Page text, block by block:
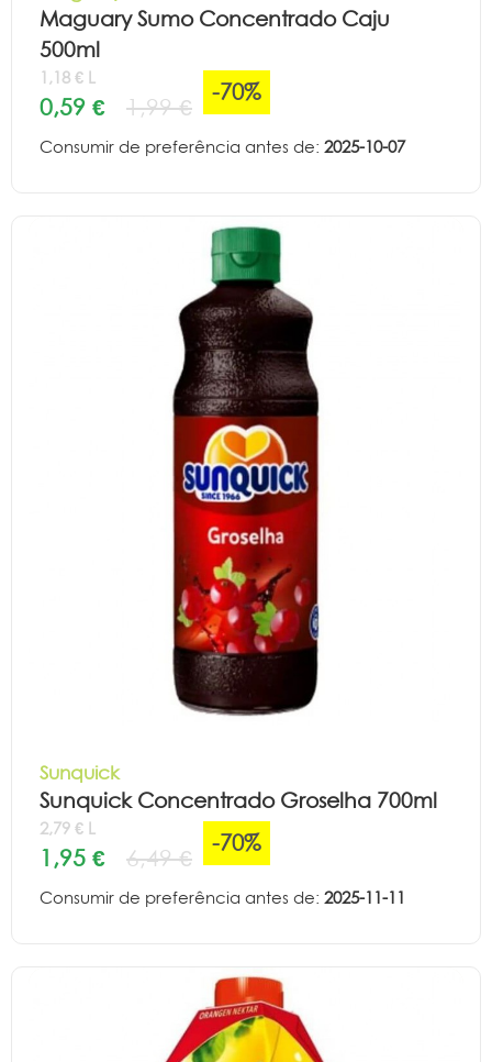
Maguary Sumo Concentrado Caju
500ml
1,18 € L
0,59 € 1,99 €
-70%
Consumir de preferência antes de: 2025-10-07
Sunquick
Sunquick Concentrado Groselha 700ml
2,79 € L
1,95 € 6,49 €
-70%
Consumir de preferência antes de: 2025-11-11